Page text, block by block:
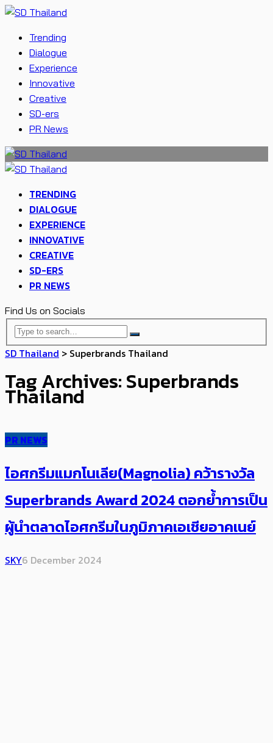
Trending
Dialogue
Experience
Innovative
Creative
SD-ers
PR News
TRENDING
DIALOGUE
EXPERIENCE
INNOVATIVE
CREATIVE
SD-ERS
PR NEWS
Find Us on Socials
SD Thailand > Superbrands Thailand
Tag Archives: Superbrands
Thailand
PR NEWS
ไอศกรีมแมกโนเลีย(Magnolia) คว้ารางวัล
Superbrands Award 2024 ตอกย้ำการเป็น
ผู้นำตลาดไอศกรีมในภูมิภาคเอเชียอาคเนย์
SKY6 December 2024